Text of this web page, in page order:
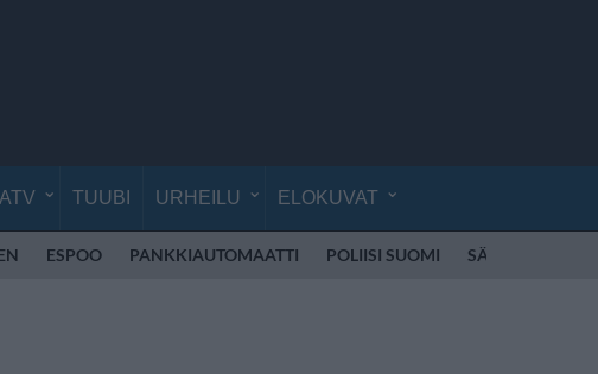
TUUBI URHEILU ELOKUVAT
ESPOO PANKKIAUTOMAATTI POLIISI SUOMI